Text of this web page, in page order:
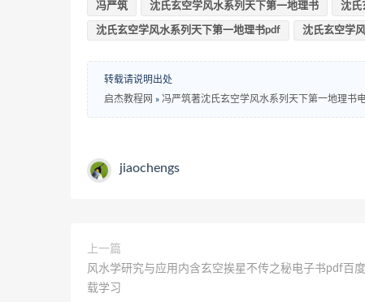
冯严筑 沈氏玄空学风水系列天下第一地理书 沈氏
沈氏玄空学风水系列天下第一地理书pdf 沈氏玄空学
转载请说明出处
启杰教程网 » 冯严筑著沈氏玄空学风水系列天下第一地理书
jiaochengs
上一篇
风水学研究与应用内含玄空挨星不传之秘电子书pdf百
载学习